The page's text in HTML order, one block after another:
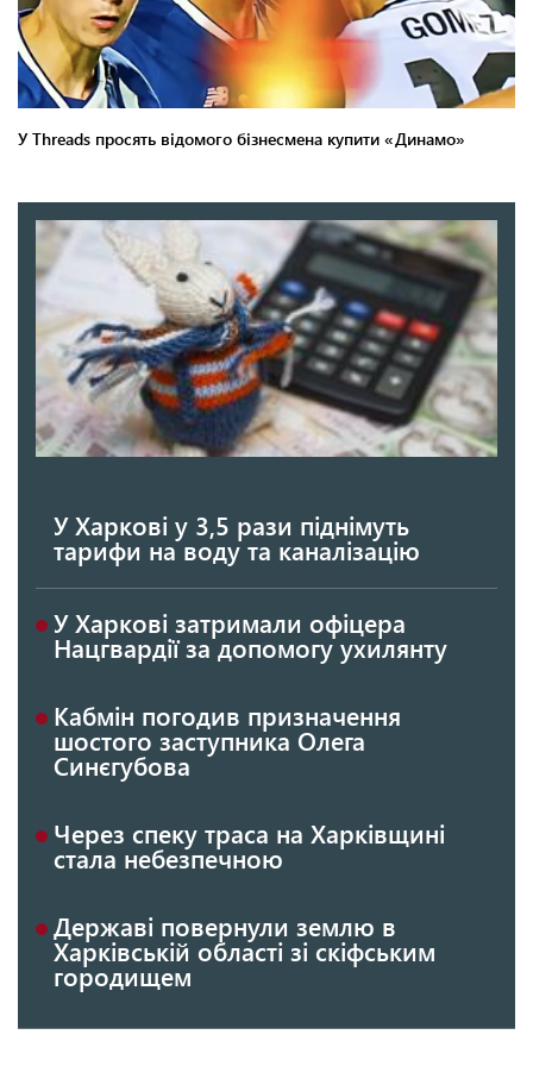
У Харкові у 3,5 рази піднімуть
тарифи на воду та каналізацію
У Харкові затримали офіцера
Нацгвардії за допомогу ухилянту
Кабмін погодив призначення
шостого заступника Олега
Синєгубова
Через спеку траса на Харківщині
стала небезпечною
Державі повернули землю в
Харківській області зі скіфським
городищем